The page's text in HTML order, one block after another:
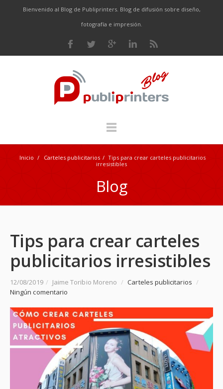
Bienvenido al Blog de Publiprinters. Blog de difusión sobre diseño,
fotografía e impresión.
Inicio / Carteles publicitarios / Tips para crear carteles publicitarios
irresistibles
Blog
Tips para crear carteles
publicitarios irresistibles
12/08/2019 / Jaime Toribio Moreno / Carteles publicitarios /
Ningún comentario